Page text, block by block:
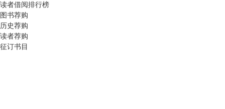
读者借阅排行榜
图书荐购
历史荐购
读者荐购
征订书目